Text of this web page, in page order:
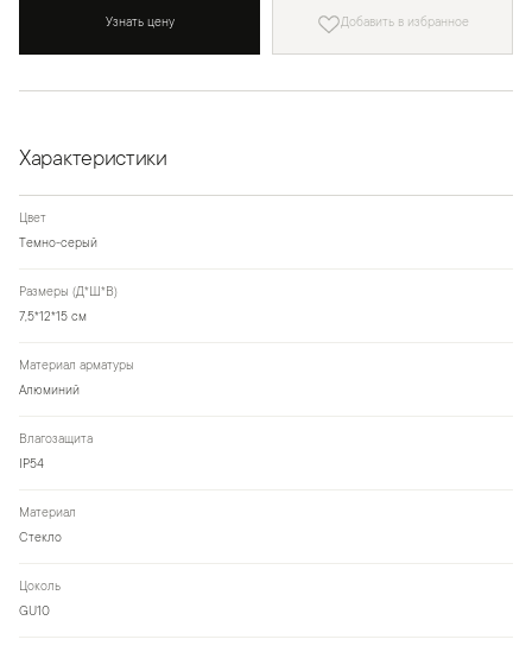
Узнать цену Добавить в избранное
Характеристики
Цвет
Темно-серый
Размеры (Д*Ш*В)
7,5*12*15 см
Материал арматуры
Алюминий
Влагозащита
IP54
Материал
Стекло
Цоколь
GU10